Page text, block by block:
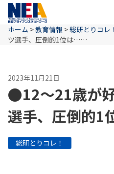
ホーム
NEAとは
教育情報
ホーム >教育情報 >総研とりコレ！
ツ選手、圧倒的1位は……
2023年11月21日
●12～21歳が
選手、圧倒的
総研とりコレ！